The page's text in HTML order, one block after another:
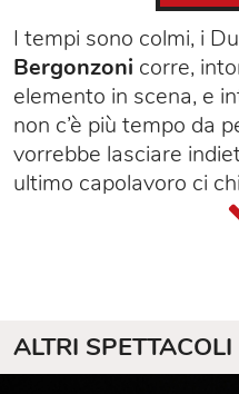
I tempi sono colmi, i
Bergonzoni corre,
elemento in scena, e
non c’è più tempo da
vorrebbe lasciare
ultimo capolavoro ci
distanza, ma scoprire
ALTRI